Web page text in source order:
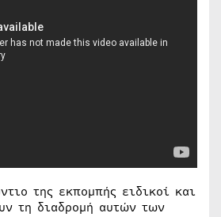
της εκπομπής ειδικοί και
τη διαδρομή αυτών των